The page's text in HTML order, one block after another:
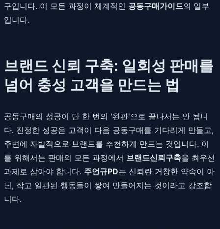
구입니다. 이 모든 과정이 체계적인 공동구매가이드의 일부
입니다.
브랜드 신뢰 구축: 일회성 판매를
넘어 충성 고객을 만드는 법
공동구매의 성공이 단 한 번의 '완판'으로 끝나서는 안 됩니
다. 진정한 성공은 고객이 다음 공동구매를 기다리게 만들고,
주변에 자발적으로 브랜드를 추천하게 만드는 것입니다. 이
를 위해서는 판매의 모든 과정에서 브랜드신뢰구축을 최우선
과제로 삼아야 합니다. 주언규PD는 신뢰란 거창한 약속이 아
닌, 작고 일관된 행동들이 쌓여 만들어지는 것이라고 강조합
니다.